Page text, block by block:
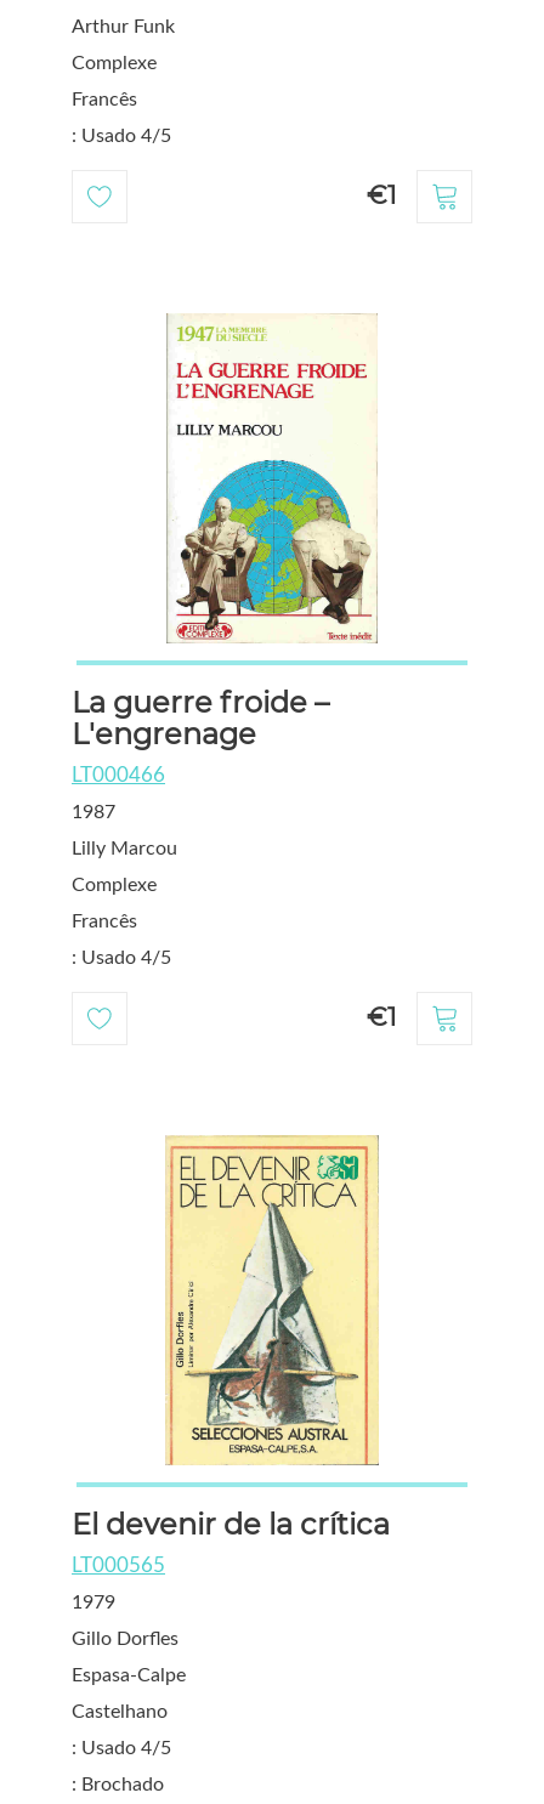
Arthur Funk
Complexe
Francês
: Usado 4/5
€1
La guerre froide –
L'engrenage
LT000466
1987
Lilly Marcou
Complexe
Francês
: Usado 4/5
€1
El devenir de la crítica
LT000565
1979
Gillo Dorfles
Espasa-Calpe
Castelhano
: Usado 4/5
: Brochado